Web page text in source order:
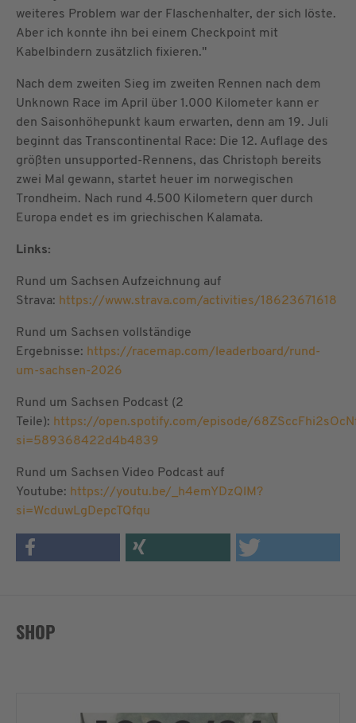
weiteres Problem war der Flaschenhalter, der sich löste.
Aber ich konnte ihn bei einem Checkpoint mit
Kabelbindern zusätzlich fixieren."
Nach dem zweiten Sieg im zweiten Rennen nach dem
Unknown Race im April über 1.000 Kilometer kann er
den Saisonhöhepunkt kaum erwarten, denn am 19. Juli
beginnt das Transcontinental Race: Die 12. Auflage des
größten unsupported-Rennens, das Christoph bereits
zwei Mal gewann, startet heuer im norwegischen
Trondheim. Nach rund 4.500 Kilometern quer durch
Europa endet es im griechischen Kalamata.
Links:
Rund um Sachsen Aufzeichnung auf
Strava: https://www.strava.com/activities/18623671618
Rund um Sachsen vollständige
Ergebnisse: https://racemap.com/leaderboard/rund-
um-sachsen-2026
Rund um Sachsen Podcast (2
Teile): https://open.spotify.com/episode/
si=589368422d4b4839
Rund um Sachsen Video Podcast auf
Youtube: https://youtu.be/_h4emYDzQlM?
si=WcduwLgDepcTQfqu
SHOP